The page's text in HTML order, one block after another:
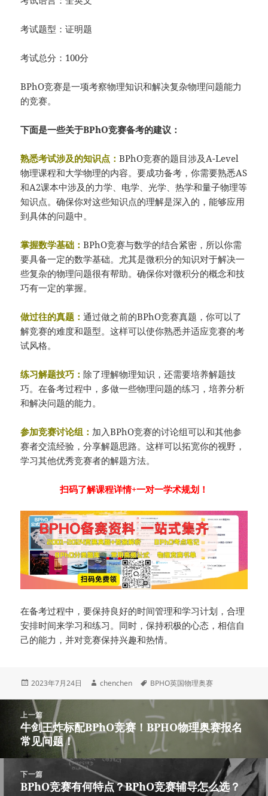
考试题型：证明题
考试总分：100分
BPhO竞赛是一项考察物理知识和解决复杂物理问题能力
的竞赛。
下面是一些关于BPhO竞赛备考的建议：
熟悉考试涉及的知识点：BPhO竞赛的题目涉及A-Level
物理课程和大学物理的内容。要成功备考，你需要熟悉AS
和A2课本中涉及的力学、电学、光学、热学和量子物理等
知识点。确保你对这些知识点的理解是深入的，能够应用
到具体的问题中。
掌握数学基础：BPhO竞赛与数学的结合紧密，所以你需
要具备一定的数学基础。尤其是微积分的知识对于解决一
些复杂的物理问题很有帮助。确保你对微积分的概念和技
巧有一定的掌握。
做过往的真题：通过做之前的BPhO竞赛真题，你可以了
解竞赛的难度和题型。这样可以使你熟悉并适应竞赛的考
试风格。
练习解题技巧：除了理解物理知识，还需要培养解题技
巧。在备考过程中，多做一些物理问题的练习，培养分析
和解决问题的能力。
参加竞赛讨论组： 加入BPhO竞赛的讨论组可以和其他参
赛者交流经验，分享解题思路。这样可以拓宽你的视野，
学习其他优秀竞赛者的解题方法。
扫码了解课程详情+一对一学术规划！
在备考过程中，要保持良好的时间管理和学习计划，合理
安排时间来学习和练习。同时，保持积极的心态，相信自
己的能力，并对竞赛保持兴趣和热情。
发
于
2023年7月24日
作
chenchen
标
BPHO英国物理奥赛
上一篇
上
篇
文
章：
牛剑王炸标配BPhO竞赛！BPHO物理奥赛报名
常见问题！
下一篇
下
BPhO竞赛有何特点？BPhO竞赛辅导怎么选？